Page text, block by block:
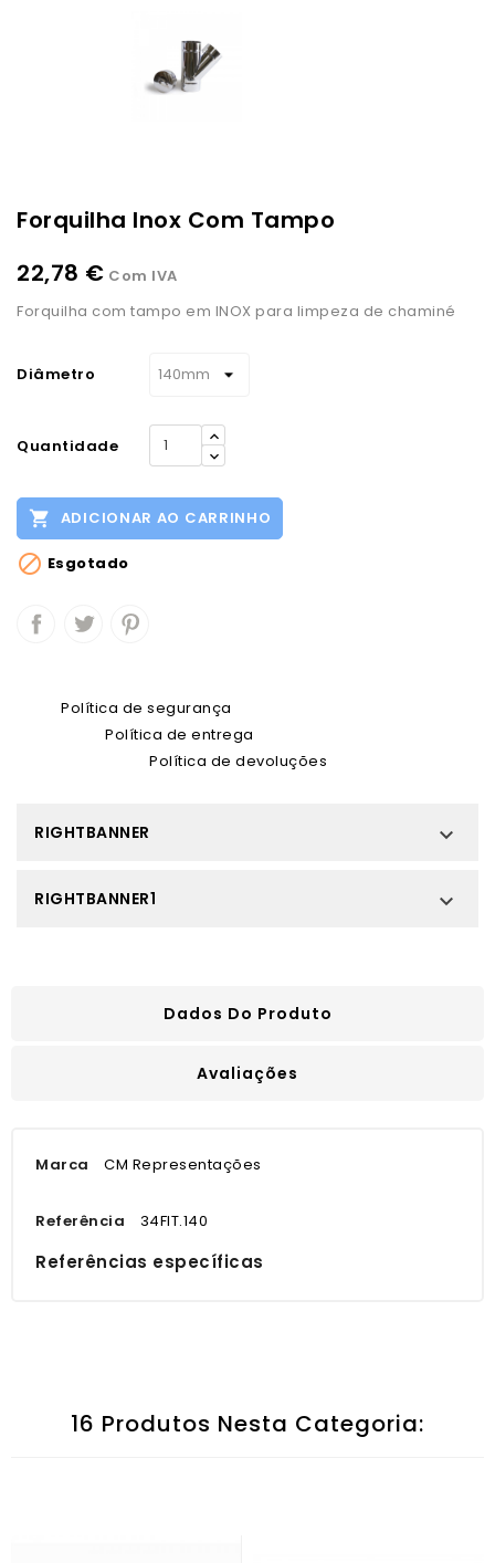
Forquilha Inox Com Tampo
22,78 € Com IVA
Forquilha com tampo em INOX para limpeza de chaminé
Diâmetro
Quantidade
 ADICIONAR AO CARRINHO
 Esgotado
Política de segurança
Política de entrega
Política de devoluções
RIGHTBANNER 
RIGHTBANNER1 
Dados Do Produto
Avaliações
Marca CM Representações
Referência 34FIT.140
Referências específicas
16 Produtos Nesta Categoria: